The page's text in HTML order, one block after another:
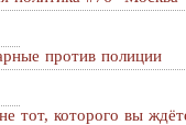
против полиции
тот, которого вы